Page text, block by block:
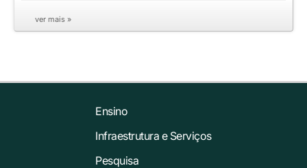
ver mais »
Ensino
Infraestrutura e Serviços
Pesquisa